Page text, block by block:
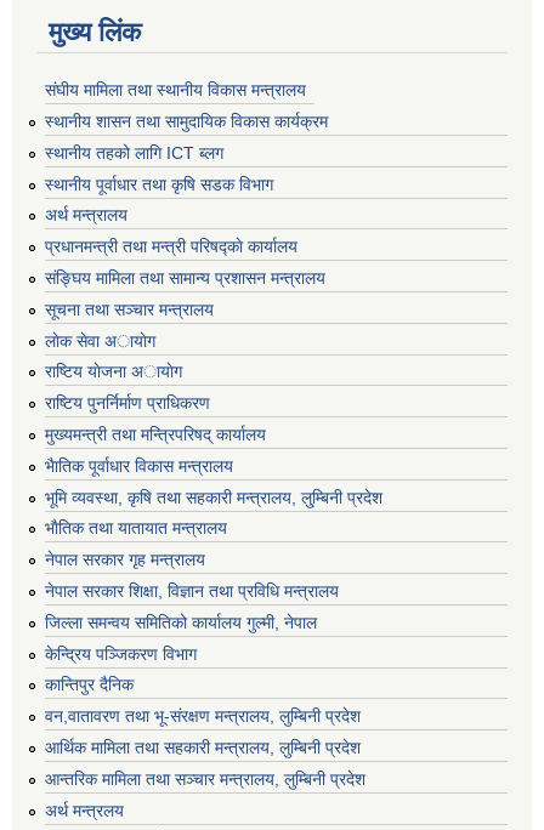
मुख्य लिंक
संघीय मामिला तथा स्थानीय विकास मन्त्रालय
स्थानीय शासन तथा सामुदायिक विकास कार्यक्रम
स्थानीय तहको लागि ICT ब्लग
स्थानीय पूर्वाधार तथा कृषि सडक विभाग
अर्थ मन्त्रालय
प्रधानमन्त्री तथा मन्त्री परिषद्काे कार्यालय
संङ्घिय मामिला तथा सामान्य प्रशासन मन्त्रालय
सूचना तथा सञ्चार मन्त्रालय
लाेक सेवा अायाेग
राष्टिय याेजना अायाेग
राष्टिय पुनर्निर्माण प्राधिकरण
मुख्यमन्त्री तथा मन्त्रिपरिषद् कार्यालय
भैातिक पूर्वाधार विकास मन्त्रालय
भूमि व्यवस्था, कृषि तथा सहकारी मन्त्रालय, लु्म्बिनी प्रदेश
भाैतिक तथा यातायात मन्त्रालय
नेपाल सरकार गृह मन्त्रालय
नेपाल सरकार शिक्षा, विज्ञान तथा प्रविधि मन्त्रालय
जिल्ला समन्वय समितिको कार्यालय गुल्मी, नेपाल
केन्द्रिय पञ्जिकरण विभाग
कान्तिपुर दैनिक
वन,वातावरण तथा भू-संरक्षण मन्त्रालय, लुम्बिनी प्रदेश
आर्थिक मामिला तथा सहकारी मन्त्रालय, लुम्बिनी प्रदेश
आन्तरिक मामिला तथा सञ्चार मन्त्रालय, लुम्बिनी प्रदेश
अर्थ मन्त्रलय